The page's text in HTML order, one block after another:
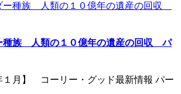
種族 人類の１０億年の遺産の回収 パ
１月】 コーリー・グッド最新情報 パー